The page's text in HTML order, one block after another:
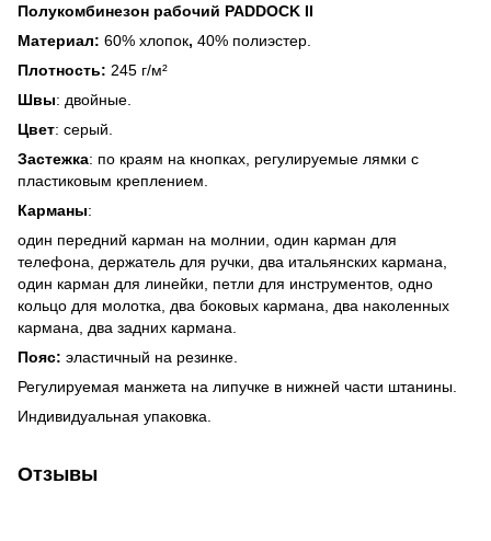
Полукомбинезон рабочий PADDOCK II
Материал: 60% хлопок, 40% полиэстер.
Плотность: 245 г/м²
Швы: двойные.
Цвет: серый.
Застежка: по краям на кнопках, регулируемые лямки с
пластиковым креплением.
Карманы:
один передний карман на молнии, один карман для
телефона, держатель для ручки, два итальянских кармана,
один карман для линейки, петли для инструментов, одно
кольцо для молотка, два боковых кармана, два наколенных
кармана, два задних кармана.
Пояс: эластичный на резинке.
Регулируемая манжета на липучке в нижней части штанины.
Индивидуальная упаковка.
Отзывы